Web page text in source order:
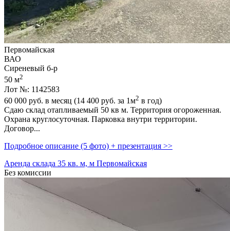
Первомайская
ВАО
Сиреневый б-р
50 м2
Лот №: 1142583
60 000 руб. в месяц (14 400 руб. за 1м2 в год)
Сдаю склад отапливаемый 50 кв м. Территория огороженная.
Охрана круглосуточная. Парковка внутри территории.
Договор...
Подробное описание (5 фото) + презентация >>
Аренда склада 35 кв. м, м Первомайская
Без комиссии